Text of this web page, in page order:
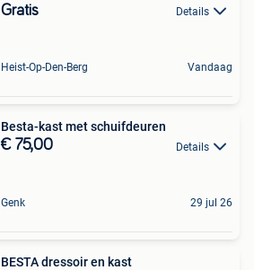
Gratis Details
Heist-Op-Den-Berg Vandaag
Besta-kast met schuifdeuren
€ 75,00 Details
Genk 29 jul 26
BESTA dressoir en kast